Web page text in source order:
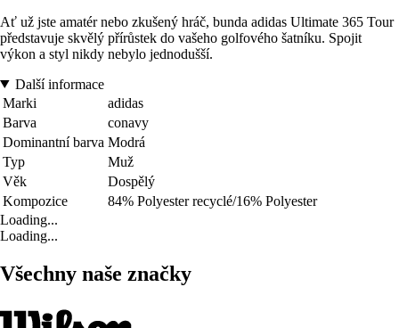
Ať už jste amatér nebo zkušený hráč, bunda adidas Ultimate 365 Tour
představuje skvělý přírůstek do vašeho golfového šatníku. Spojit
výkon a styl nikdy nebylo jednodušší.
Další informace
Marki
adidas
Barva
conavy
Dominantní barva Modrá
Typ
Muž
Věk
Dospělý
Kompozice
84% Polyester recyclé/16% Polyester
Loading...
Loading...
Všechny naše značky